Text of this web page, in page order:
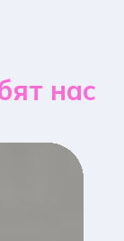
нас